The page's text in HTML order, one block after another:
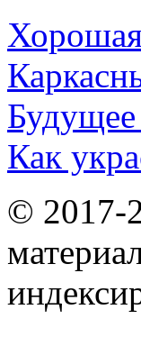
Как
© 2017-